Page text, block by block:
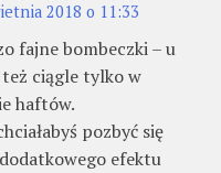
2018 o 11:33
fajne bombeczki – u
ciągle tylko w
haftów.
pozbyć się
efektu